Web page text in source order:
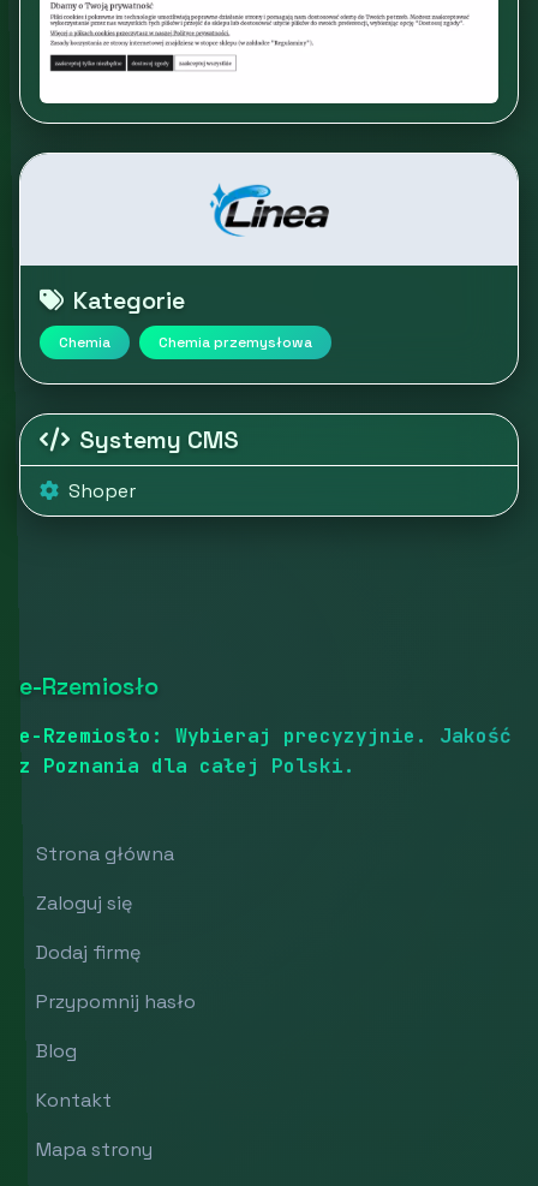
Kategorie
Chemia Chemia przemysłowa
Systemy CMS
Shoper
e-Rzemiosło
e-Rzemiosło: Wybieraj precyzyjnie. Jakość
z Poznania dla całej Polski.
Strona główna
Zaloguj się
Dodaj firmę
Przypomnij hasło
Blog
Kontakt
Mapa strony